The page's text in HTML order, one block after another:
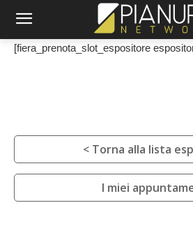
[fiera_prenota_slot_espositore
< Torna alla lista
I miei